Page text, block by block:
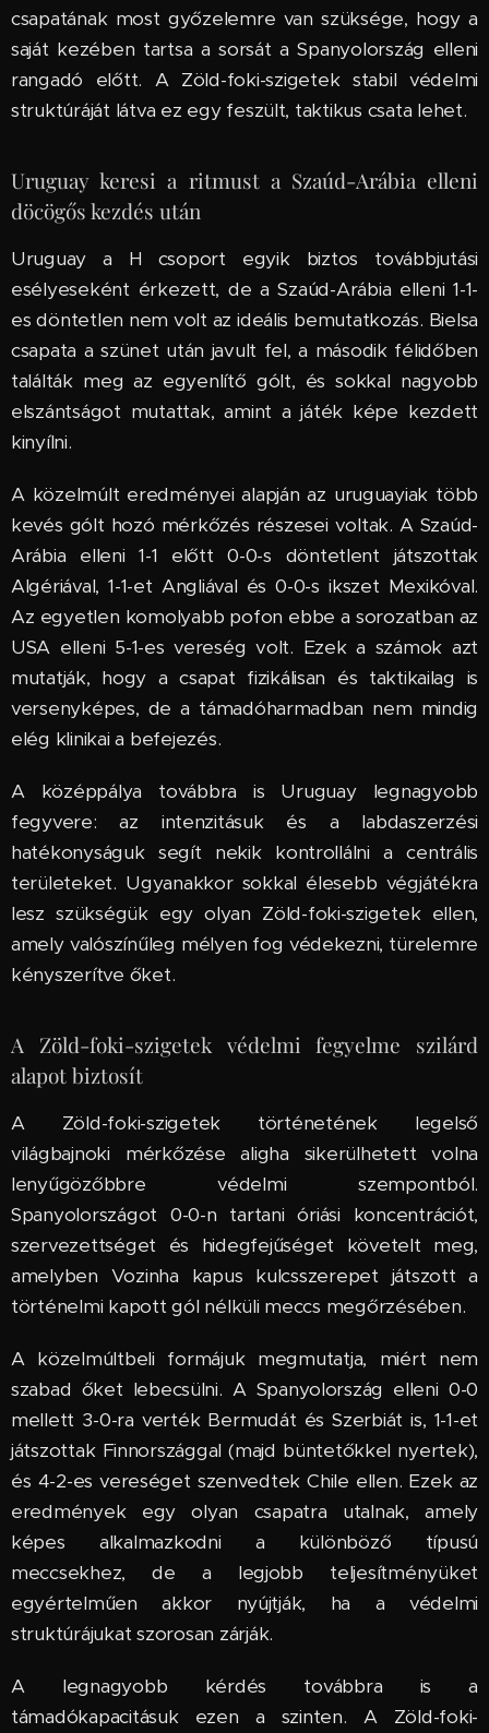
csapatának most győzelemre van szüksége, hogy a
saját kezében tartsa a sorsát a Spanyolország elleni
rangadó előtt. A Zöld-foki-szigetek stabil védelmi
struktúráját látva ez egy feszült, taktikus csata lehet.
Uruguay keresi a ritmust a Szaúd-Arábia elleni
döcögős kezdés után
Uruguay a H csoport egyik biztos továbbjutási
esélyeseként érkezett, de a Szaúd-Arábia elleni 1-1-
es döntetlen nem volt az ideális bemutatkozás. Bielsa
csapata a szünet után javult fel, a második félidőben
találták meg az egyenlítő gólt, és sokkal nagyobb
elszántságot mutattak, amint a játék képe kezdett
kinyílni.
A közelmúlt eredményei alapján az uruguayiak több
kevés gólt hozó mérkőzés részesei voltak. A Szaúd-
Arábia elleni 1-1 előtt 0-0-s döntetlent játszottak
Algériával, 1-1-et Angliával és 0-0-s ikszet Mexikóval.
Az egyetlen komolyabb pofon ebbe a sorozatban az
USA elleni 5-1-es vereség volt. Ezek a számok azt
mutatják, hogy a csapat fizikálisan és taktikailag is
versenyképes, de a támadóharmadban nem mindig
elég klinikai a befejezés.
A középpálya továbbra is Uruguay legnagyobb
fegyvere: az intenzitásuk és a labdaszerzési
hatékonyságuk segít nekik kontrollálni a centrális
területeket. Ugyanakkor sokkal élesebb végjátékra
lesz szükségük egy olyan Zöld-foki-szigetek ellen,
amely valószínűleg mélyen fog védekezni, türelemre
kényszerítve őket.
A Zöld-foki-szigetek védelmi fegyelme szilárd
alapot biztosít
A Zöld-foki-szigetek történetének legelső
világbajnoki mérkőzése aligha sikerülhetett volna
lenyűgözőbbre védelmi szempontból.
Spanyolországot 0-0-n tartani óriási koncentrációt,
szervezettséget és hidegfejűséget követelt meg,
amelyben Vozinha kapus kulcsszerepet játszott a
történelmi kapott gól nélküli meccs megőrzésében.
A közelmúltbeli formájuk megmutatja, miért nem
szabad őket lebecsülni. A Spanyolország elleni 0-0
mellett 3-0-ra verték Bermudát és Szerbiát is, 1-1-et
játszottak Finnországgal (majd büntetőkkel nyertek),
és 4-2-es vereséget szenvedtek Chile ellen. Ezek az
eredmények egy olyan csapatra utalnak, amely
képes alkalmazkodni a különböző típusú
meccsekhez, de a legjobb teljesítményüket
egyértelműen akkor nyújtják, ha a védelmi
struktúrájukat szorosan zárják.
A legnagyobb kérdés továbbra is a
támadókapacitásuk ezen a szinten. A Zöld-foki-